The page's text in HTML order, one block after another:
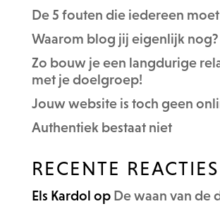
De 5 fouten die iedereen
Waarom blog jij eigenlijk nog?
Zo bouw je een langdurige
met je doelgroep!
Jouw website is toch geen
Authentiek bestaat niet
RECENTE REACTIES
Els Kardol op De waan van de